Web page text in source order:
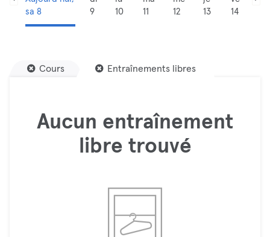
sa 8
9
10
11
12
13
14
Cours Entraînements libres
Aucun entraînement
libre trouvé